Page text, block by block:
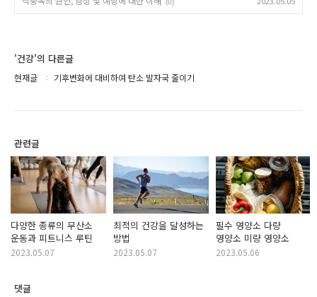
'건강'의 다른글
현재글 기후변화에 대비하여 탄소 발자국 줄이기
관련글
다양한 종류의 무산소
운동과 피트니스 루틴
2023.05.07
최적의 건강을 달성하는
방법
2023.05.07
필수 영양소 다량
영양소 미량 영양소
2023.05.06
댓글